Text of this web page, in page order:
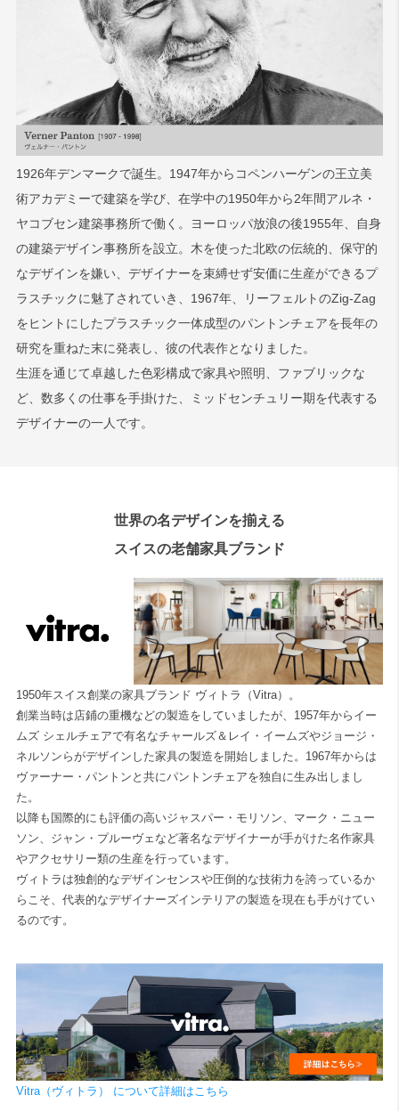
1926年デンマークで誕生。1947年からコペンハーゲンの王立美
術アカデミーで建築を学び、在学中の1950年から2年間アルネ・
ヤコブセン建築事務所で働く。ヨーロッパ放浪の後1955年、自身
の建築デザイン事務所を設立。木を使った北欧の伝統的、保守的
なデザインを嫌い、デザイナーを束縛せず安価に生産ができるプ
ラスチックに魅了されていき、1967年、リーフェルトのZig-Zag
をヒントにしたプラスチック一体成型のパントンチェアを長年の
研究を重ねた末に発表し、彼の代表作となりました。
生涯を通じて卓越した色彩構成で家具や照明、ファブリックな
ど、数多くの仕事を手掛けた、ミッドセンチュリー期を代表する
デザイナーの一人です。
世界の名デザインを揃える
スイスの老舗家具ブランド
1950年スイス創業の家具ブランド ヴィトラ（Vitra）。
創業当時は店鋪の重機などの製造をしていましたが、1957年からイー
ムズ シェルチェアで有名なチャールズ＆レイ・イームズやジョージ・
ネルソンらがデザインした家具の製造を開始しました。1967年からは
ヴァーナー・パントンと共にパントンチェアを独自に生み出しまし
た。
以降も国際的にも評価の高いジャスパー・モリソン、マーク・ニュー
ソン、ジャン・プルーヴェなど著名なデザイナーが手がけた名作家具
やアクセサリー類の生産を行っています。
ヴィトラは独創的なデザインセンスや圧倒的な技術力を誇っているか
らこそ、代表的なデザイナーズインテリアの製造を現在も手がけてい
るのです。
Vitra（ヴィトラ） について詳細はこちら